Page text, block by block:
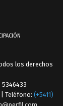
los derechos
| Teléfono: (+5411)